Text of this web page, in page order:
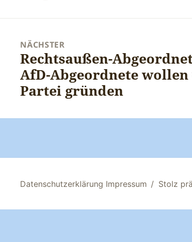
NÄCHSTER
Nächster
Beitrag:
Rechtsaußen-
AfD-Abgeordnete
Partei gründen
Datenschutzerklärung Impressum Stolz